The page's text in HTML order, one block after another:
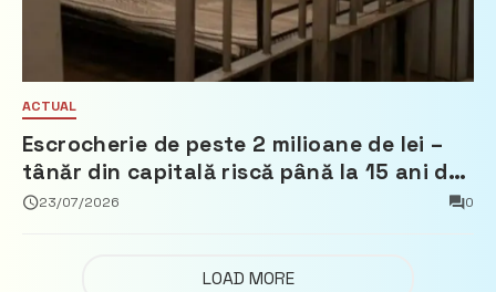
ACTUAL
Escrocherie de peste 2 milioane de lei –
tânăr din capitală riscă până la 15 ani de
închisoare
23/07/2026 0
LOAD MORE